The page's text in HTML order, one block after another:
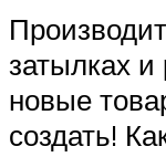
затылках
новые
создать!